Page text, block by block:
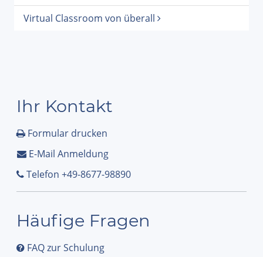
Virtual Classroom von überall
Ihr Kontakt
Formular drucken
E-Mail Anmeldung
Telefon +49-8677-98890
Häufige Fragen
FAQ zur Schulung